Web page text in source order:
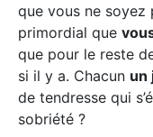
que vous ne soyez
primordial que
que pour le reste
si il y a. Chacun un
de tendresse qui
sobriété ?